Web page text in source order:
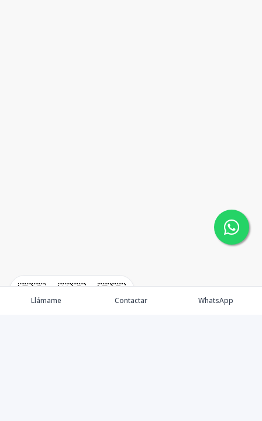
🇪🇸 🇺🇸 🇫🇷
Llámame Contactar WhatsApp